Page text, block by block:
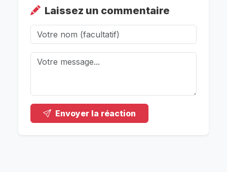
Laissez un commentaire
Envoyer la réaction